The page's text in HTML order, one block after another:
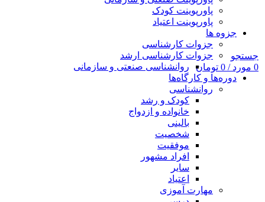
جستجو
0 مورد/
0 تومان
پاورپوینت کودک
پاورپوینت اعتیاد
جزوه ها
جزوات کارشناسی
جزوات کارشناسی ارشد
روانشناسی صنعتی و سازمانی
دوره‌ها و کارگاه‌ها
روانشناسی
کودک و رشد
خانواده و ازدواج
بالینی
شخصیت
موفقیت
افراد مشهور
سایر
اعتیاد
مهارت آموزی